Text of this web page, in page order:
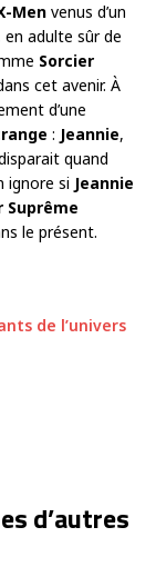
Men venus d’un
en adulte sûr de
Sorcier
cet avenir. À
d’une
: Jeannie,
quand
ignore si Jeannie
Suprême
le présent.
de l’univers
d’autres